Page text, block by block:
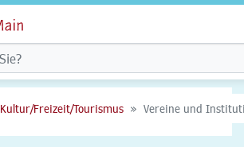
Kultur/Freizeit/Tourismus Vereine und